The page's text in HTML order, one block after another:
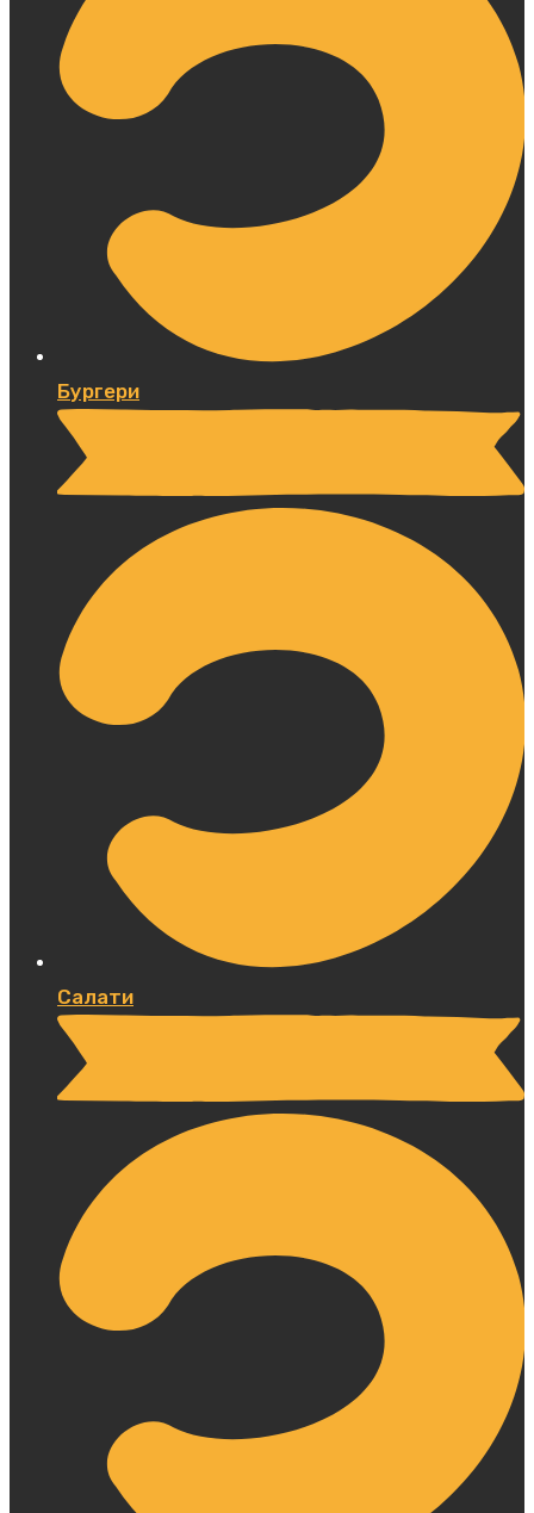
Бургери
Салати